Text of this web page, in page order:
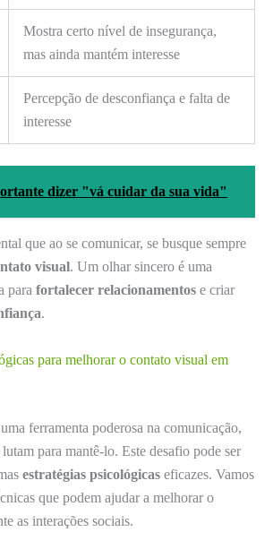
Mostra certo nível de insegurança,
mas ainda mantém interesse
Percepção de desconfiança e falta de
interesse
dizer "vá cuidar da sua vida"
que ao se comunicar, se busque sempre
visual. Um olhar sincero é uma
para fortalecer relacionamentos e criar
.
para melhorar o contato visual em
ferramenta poderosa na comunicação,
lutam para mantê-lo. Este desafio pode ser
estratégias psicológicas eficazes. Vamos
que podem ajudar a melhorar o
as interações sociais.